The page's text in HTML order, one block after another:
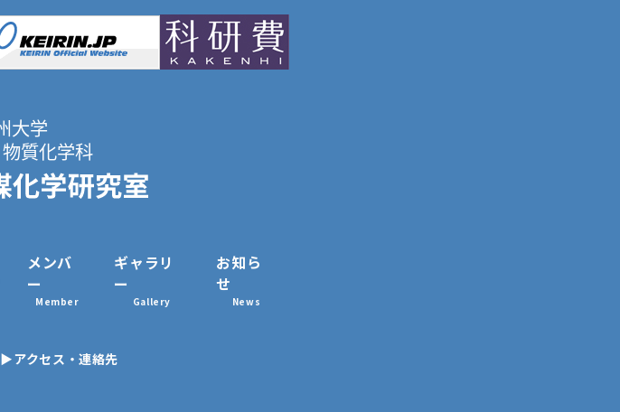
メンバ
ー
Member
ギャラリ
ー
Gallery
お知ら
せ
News
▶アクセス・連絡先